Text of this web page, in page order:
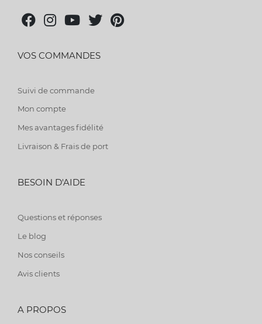
VOS COMMANDES
Suivi de commande
Mon compte
Mes avantages fidélité
Livraison & Frais de port
BESOIN D'AIDE
Questions et réponses
Le blog
Nos conseils
Avis clients
A PROPOS